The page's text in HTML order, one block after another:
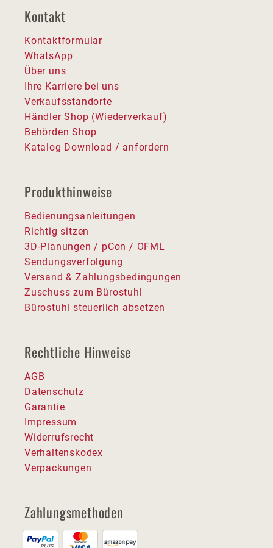
Kontakt
Kontaktformular
WhatsApp
Über uns
Ihre Karriere bei uns
Verkaufsstandorte
Händler Shop (Wiederverkauf)
Behörden Shop
Katalog Download / anfordern
Produkthinweise
Bedienungsanleitungen
Richtig sitzen
3D-Planungen / pCon / OFML
Sendungsverfolgung
Versand & Zahlungsbedingungen
Zuschuss zum Bürostuhl
Bürostuhl steuerlich absetzen
Rechtliche Hinweise
AGB
Datenschutz
Garantie
Impressum
Widerrufsrecht
Verhaltenskodex
Verpackungen
Zahlungsmethoden